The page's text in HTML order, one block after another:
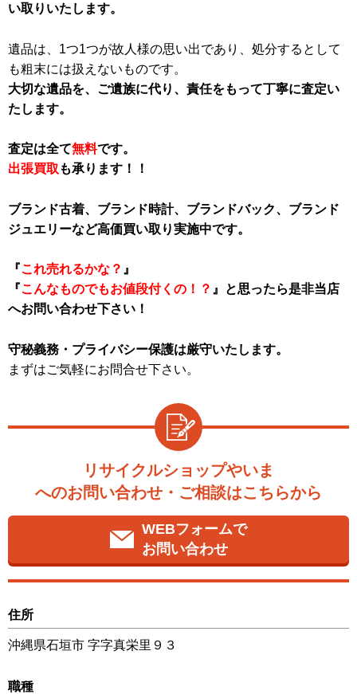
い取りいたします。
遺品は、1つ1つが故人様の思い出であり、処分するとして
も粗末には扱えないものです。
大切な遺品を、ご遺族に代り、責任をもって丁寧に査定い
たします。
査定は全て無料です。
出張買取 も承ります！！
ブランド古着、ブランド時計、ブランドバック、ブランド
ジュエリーなど高価買い取り実施中です。
『これ売れるかな？ 』
『こんなものでもお値段付くの！？ 』と思ったら是非当店
へお問い合わせ下さい！
守秘義務・プライバシー保護は厳守いたします。
まずはご気軽にお問合せ下さい。
リサイクルショップやいま
へのお問い合わせ・ご相談はこちらから
WEBフォームで
お問い合わせ
住所
沖縄県石垣市 字字真栄里９３
職種